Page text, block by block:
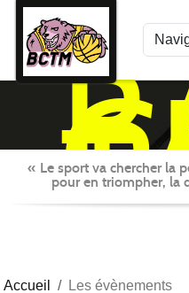
« Le sport va chercher la
pour en triompher, la
Accueil Les évènements
Panneau de gestion des